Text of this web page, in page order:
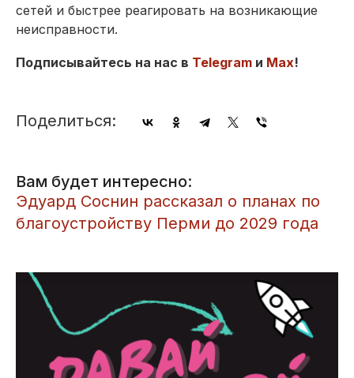
сетей и быстрее реагировать на возникающие
неисправности.
Подписывайтесь на нас в Telegram и Max!
Поделиться:
Вам будет интересно:
Эдуард Соснин рассказал о планах по
благоустройству Перми до 2029 года